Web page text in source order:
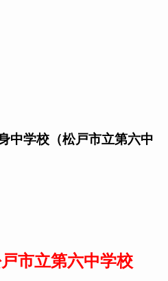
中学校（松戸市立第六中
市立第六中学校